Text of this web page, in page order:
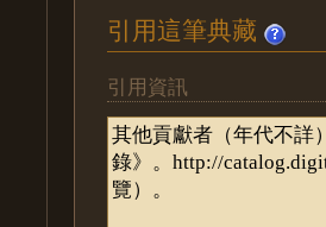
引用這筆典藏
引用資訊